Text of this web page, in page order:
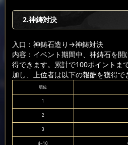
2.神鋳対決
入口：神鋳石造り →神鋳対決
内容：イベント期間中、神鋳石を
得できます。累計で100ポイントま
加し、上位者は以下の報酬を獲得で
順位
1
2
3
4~10